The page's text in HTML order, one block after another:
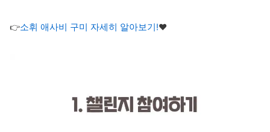
👉소휘 애사비 구미 자세히 알아보기!❤